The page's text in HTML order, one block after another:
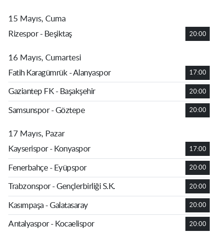
15 Mayıs, Cuma
Rizespor - Beşiktaş
20:00
16 Mayıs, Cumartesi
Fatih Karagümrük - Alanyaspor
17:00
Gaziantep FK - Başakşehir 20:00
Samsunspor - Göztepe 20:00
17 Mayıs, Pazar
Kayserispor - Konyaspor
17:00
Fenerbahçe - Eyüpspor 20:00
Trabzonspor - Gençlerbirliği S.K. 20:00
Kasımpaşa - Galatasaray 20:00
Antalyaspor - Kocaelispor 20:00